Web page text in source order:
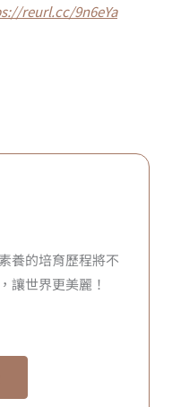
reurl.cc/9n6eYa
養的培育歷程將不
讓世界更美麗！